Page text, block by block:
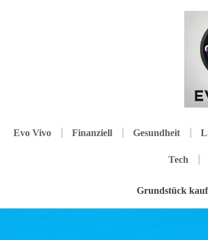
Evo Vivo Finanziell Gesundheit
Tech
Grundstück